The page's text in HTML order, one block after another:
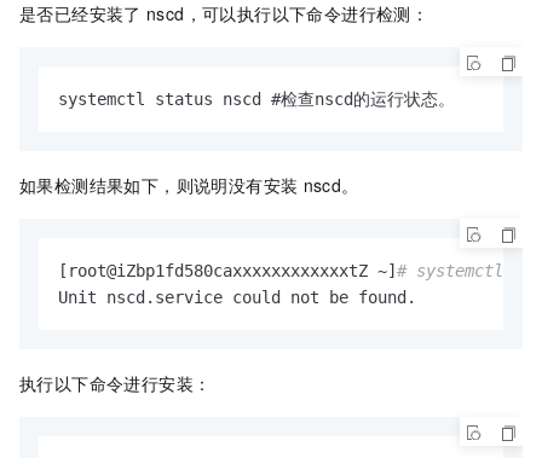
是否已经安装了 nscd，可以执行以下命令进行检测：
systemctl status nscd #检查nscd的运行状态。
如果检测结果如下，则说明没有安装 nscd。
[root@iZbp1fd580caxxxxxxxxxxxxtZ ~] # systemctl
Unit nscd.service could not be found.
执行以下命令进行安装：